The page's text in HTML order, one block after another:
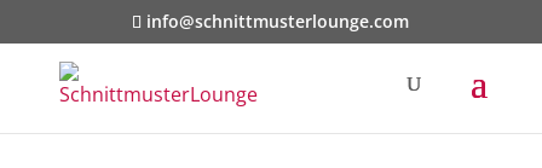
info@schnittmusterlounge.com